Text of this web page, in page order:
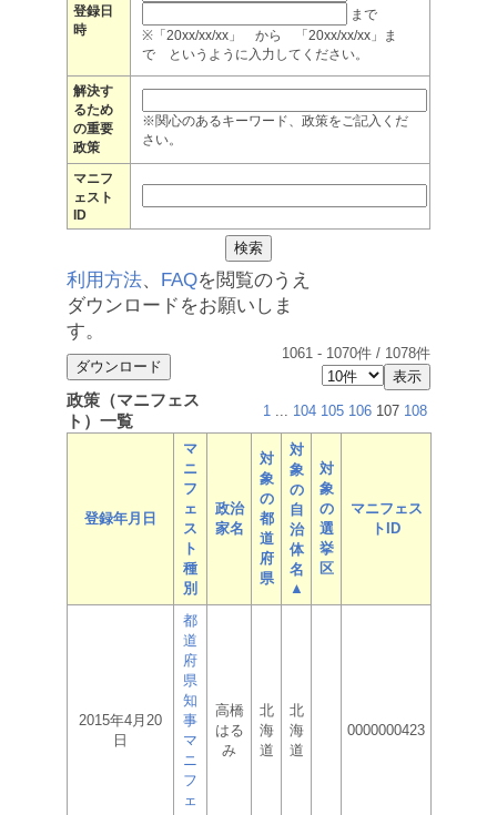
登録日
時
まで
※「20xx/xx/xx」 から 「20xx/xx/xx」ま
で というように入力してください。
解決す
るため
の重要
政策
※関心のあるキーワード、政策をご記入くだ
さい。
マニフ
ェスト
ID
利用方法、 FAQを閲覧のうえ
ダウンロードをお願いしま
す。
1061 - 1070件 / 1078件
政策（マニフェス
ト）一覧
1 ... 104 105 106 107 108
登録年月日
マ
ニ
フ
ェ
ス
ト
種
別
政治
家名
対
象
の
都
道
府
県
対
象
の
自
治
体
名
▲
対
象
の
選
挙
区
マニフェス
トID
2015年4月20
日
都
道
府
県
知
事
マ
ニ
フ
ェ
高橋
はる
み
北
海
道
北
海
道
0000000423